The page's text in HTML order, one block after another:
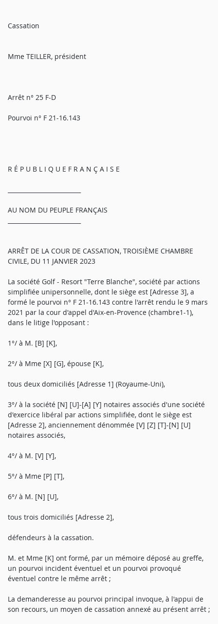
Cassation
Mme TEILLER, président
Arrêt n° 25 F-D
Pourvoi n° F 21-16.143
R É P U B L I Q U E F R A N Ç A I S E
AU NOM DU PEUPLE FRANÇAIS
ARRÊT DE LA COUR DE CASSATION, TROISIÈME CHAMBRE
CIVILE, DU 11 JANVIER 2023
La société Golf - Resort "Terre Blanche", société par actions
simplifiée unipersonnelle, dont le siège est [Adresse 3], a
formé le pourvoi n° F 21-16.143 contre l'arrêt rendu le 9 mars
2021 par la cour d'appel d'Aix-en-Provence (chambre1-1),
dans le litige l'opposant :
1°/ à M. [B] [K],
2°/ à Mme [X] [G], épouse [K],
tous deux domiciliés [Adresse 1] (Royaume-Uni),
3°/ à la société [N] [U]-[A] [Y] notaires associés d'une société
d'exercice libéral par actions simplifiée, dont le siège est
[Adresse 2], anciennement dénommée [V] [Z] [T]-[N] [U]
notaires associés,
4°/ à M. [V] [Y],
5°/ à Mme [P] [T],
6°/ à M. [N] [U],
tous trois domiciliés [Adresse 2],
défendeurs à la cassation.
M. et Mme [K] ont formé, par un mémoire déposé au greffe,
un pourvoi incident éventuel et un pourvoi provoqué
éventuel contre le même arrêt ;
La demanderesse au pourvoi principal invoque, à l'appui de
son recours, un moyen de cassation annexé au présent arrêt ;